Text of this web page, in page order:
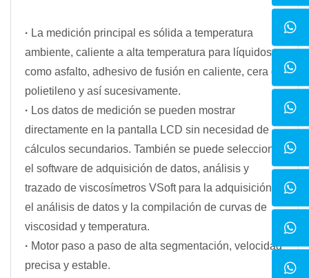
· La medición principal es sólida a temperatura
ambiente, caliente a alta temperatura para líquidos,
como asfalto, adhesivo de fusión en caliente, cera de
polietileno y así sucesivamente.
· Los datos de medición se pueden mostrar
directamente en la pantalla LCD sin necesidad de
cálculos secundarios. También se puede seleccionar
el software de adquisición de datos, análisis y
trazado de viscosímetros VSoft para la adquisición y
el análisis de datos y la compilación de curvas de
viscosidad y temperatura.
· Motor paso a paso de alta segmentación, velocidad
precisa y estable.